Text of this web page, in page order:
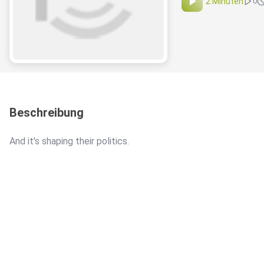
Beschreibung
And it's shaping their politics.